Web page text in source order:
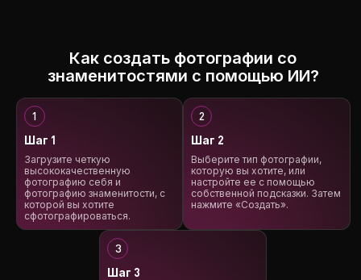
Как создать фотографии со
знаменитостями с помощью ИИ?
Шаг 1
Загрузите четкую
высококачественную
фотографию себя и
фотографию знаменитости, с
которой вы хотите
сфотографироваться.
Шаг 2
Выберите тип фотографии,
которую вы хотите, или
настройте ее с помощью
собственной подсказки. Затем
нажмите «Создать».
Шаг 3